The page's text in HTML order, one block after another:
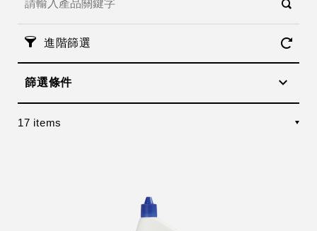
進階篩選
篩選條件
17 items